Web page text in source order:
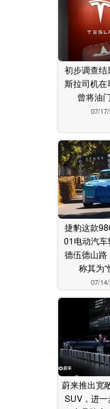
初步调查结
斯拉司机在
曾将油
07/
捷豹这款
01电动汽
德伍德山路
称其为“
07/
蔚来推出宽
SUV，进